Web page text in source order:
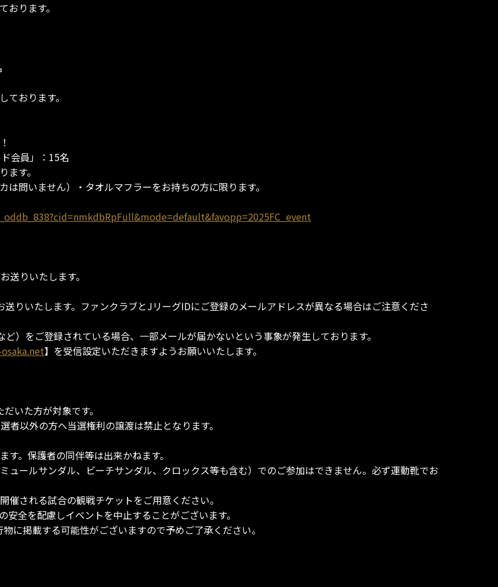
ります。
おります。
会員」：15名
す。
問いません）・タオルマフラーをお持ちの方に限ります。
送りいたします。
りいたします。ファンクラブとJリーグIDにご登録のメールアドレスが異なる場合はご注意くださ
）をご登録されている場合、一部メールが届かないという事象が発生しております。
】を受信設定いただきますようお願いいたします。
いた方が対象です。
以外の方へ当選権利の譲渡は禁止となります。
。保護者の同伴等は出来かねます。
ールサンダル、ビーチサンダル、クロックス等も含む）でのご参加はできません。必ず運動靴でお
される試合の観戦チケットをご用意ください。
全を配慮しイベントを中止することがございます。
に掲載する可能性がございますので予めご了承ください。